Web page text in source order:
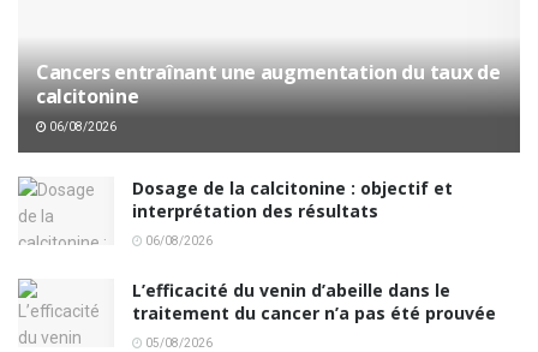
Cancers entraînant une augmentation du taux de
calcitonine
06/08/2026
Dosage de la calcitonine : objectif et
interprétation des résultats
06/08/2026
L’efficacité du venin d’abeille dans le
traitement du cancer n’a pas été prouvée
05/08/2026